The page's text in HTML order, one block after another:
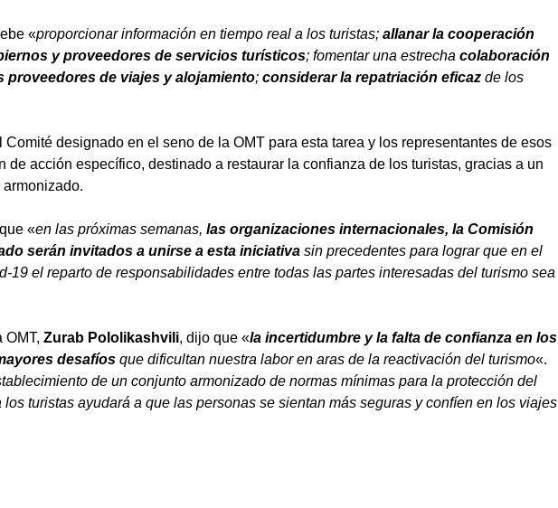
«proporcionar información en tiempo real a los turistas; allanar la cooperación
y proveedores de servicios turísticos; fomentar una estrecha colaboración
proveedores de viajes y alojamiento; considerar la repatriación eficaz de los
Comité designado en el seno de la OMT para esta tarea y los representantes de esos
de acción específico, destinado a restaurar la confianza de los turistas, gracias a un
«en las próximas semanas, las organizaciones internacionales, la Comisión
serán invitados a unirse a esta iniciativa sin precedentes para lograr que en el
19 el reparto de responsabilidades entre todas las partes interesadas del turismo sea
OMT, Zurab Pololikashvili, dijo que «la incertidumbre y la falta de confianza en los
desafíos que dificultan nuestra labor en aras de la reactivación del turismo«.
de un conjunto armonizado de normas mínimas para la protección del
turistas ayudará a que las personas se sientan más seguras y confíen en los viajes